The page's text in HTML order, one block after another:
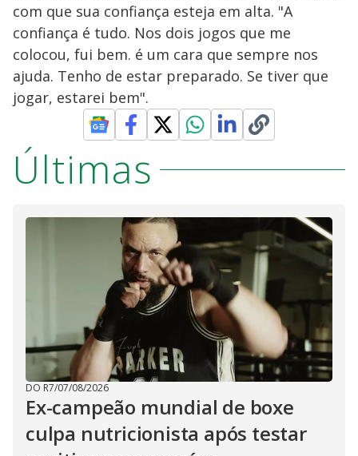
com que sua confiança esteja em alta. "A
confiança é tudo. Nos dois jogos que me
colocou, fui bem. é um cara que sempre nos
ajuda. Tenho de estar preparado. Se tiver que
jogar, estarei bem".
Últimas
DO R7/07/08/2026
Ex-campeão mundial de boxe
culpa nutricionista após testar